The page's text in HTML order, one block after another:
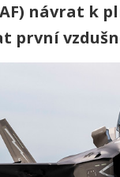
návrat k
první